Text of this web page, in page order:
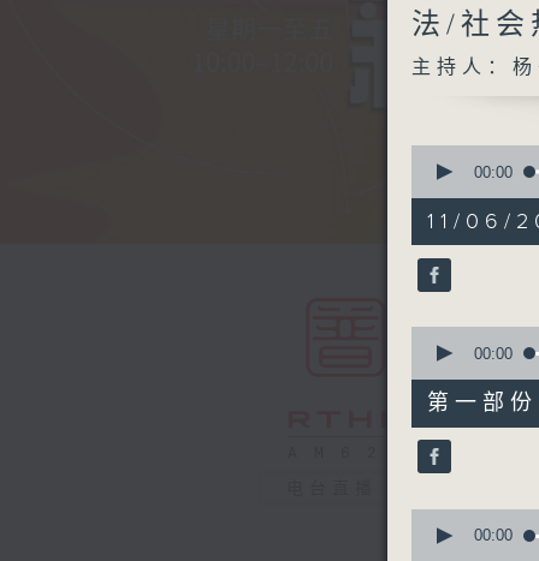
法/社
主持人：
seconds
hour,
50
minutes,
0
90%
00:00
11/06/
seconds
55
minutes,
0
seconds
90%
00:00
第一部
seconds
00:00